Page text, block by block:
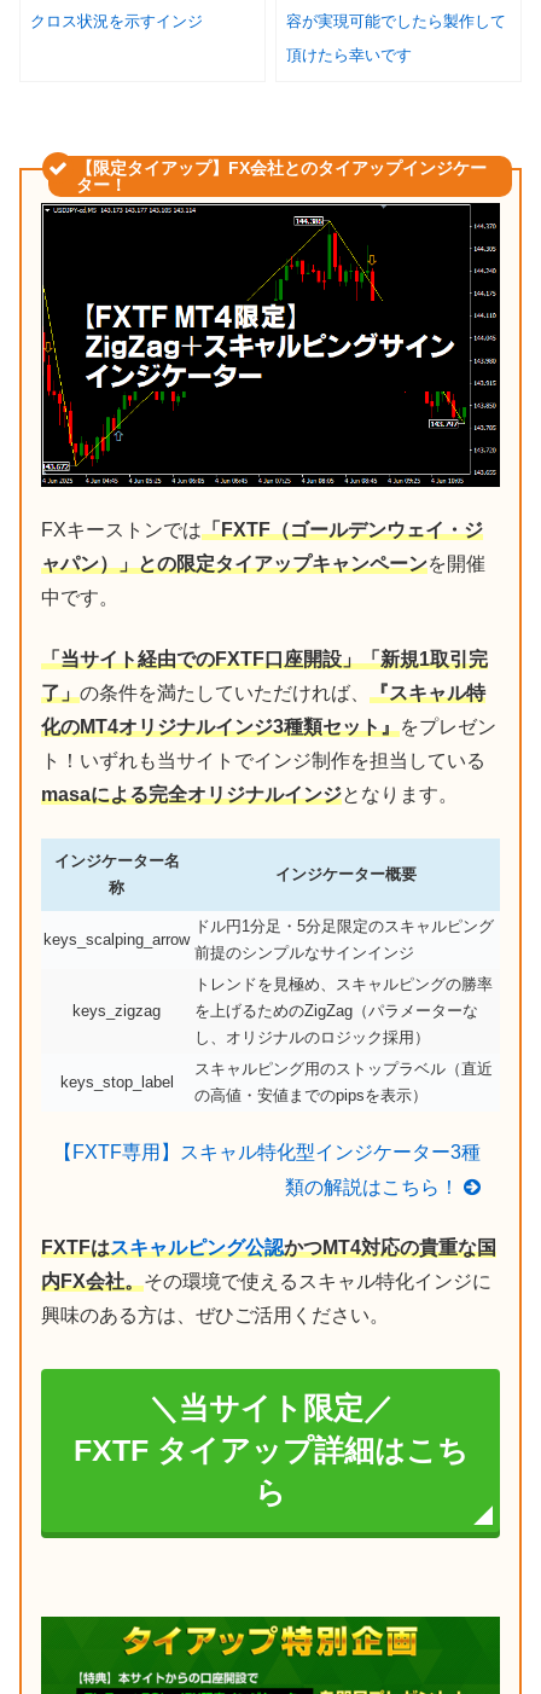
クロス状況を示すインジ
容が実現可能でしたら製作して
頂けたら幸いです
【限定タイアップ】FX会社とのタイアップインジケー
ター！
FXキーストンでは「FXTF（ゴールデンウェイ・ジ
ャパン）」との限定タイアップキャンペーンを開催
中です。
「当サイト経由でのFXTF口座開設」「新規1取引完
了」の条件を満たしていただければ、 『スキャル特
化のMT4オリジナルインジ3種類セット』をプレゼン
ト！いずれも当サイトでインジ制作を担当している
masaによる完全オリジナルインジとなります。
インジケーター名
称
インジケーター概要
keys_scalping_arrow
ドル円1分足・5分足限定のスキャルピング
前提のシンプルなサインインジ
keys_zigzag
トレンドを見極め、スキャルピングの勝率
を上げるためのZigZag（パラメーターな
し、オリジナルのロジック採用）
keys_stop_label
スキャルピング用のストップラベル（直近
の高値・安値までのpipsを表示）
【FXTF専用】スキャル特化型インジケーター3種
類の解説はこちら！
FXTFはスキャルピング公認かつMT4対応の貴重な国
内FX会社。その環境で使えるスキャル特化インジに
興味のある方は、ぜひご活用ください。
＼当サイト限定／
FXTF タイアップ詳細はこち
ら